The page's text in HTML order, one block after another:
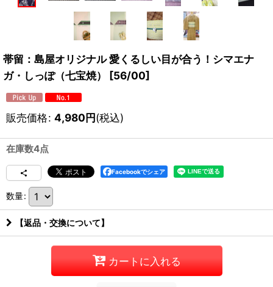
帯留：島屋オリジナル 愛くるしい目が合う！シマエナ
ガ・しっぽ（七宝焼）
[56/00]
販売価格: 4,980円(税込)
在庫数4点
Facebookでシェア
数量:
【返品・交換について】
カートに入れる